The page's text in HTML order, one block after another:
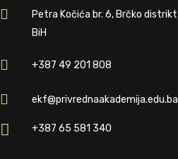
Petra Kočića br. 6, Brčko distrikt
BiH
+387 49 201 808
ekf@privrednaakademija.edu.ba
+387 65 581 340